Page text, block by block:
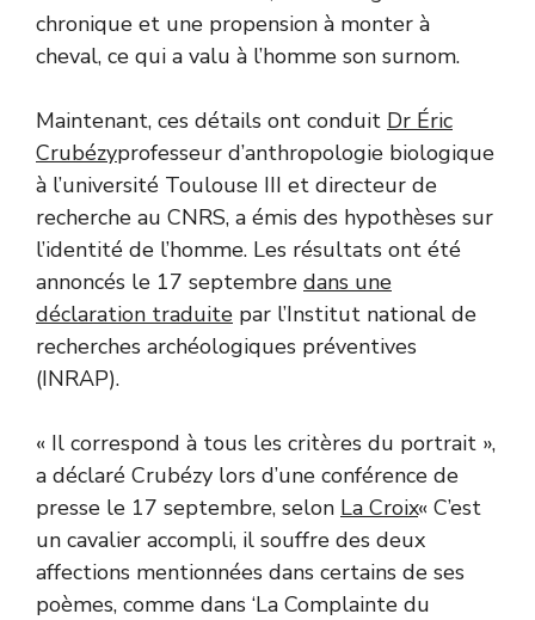
chronique et une propension à monter à
cheval, ce qui a valu à l’homme son surnom.
Maintenant, ces détails ont conduit Dr Éric
Crubézyprofesseur d’anthropologie biologique
à l’université Toulouse III et directeur de
recherche au CNRS, a émis des hypothèses sur
l’identité de l’homme. Les résultats ont été
annoncés le 17 septembre dans une
déclaration traduite par l’Institut national de
recherches archéologiques préventives
(INRAP).
« Il correspond à tous les critères du portrait »,
a déclaré Crubézy lors d’une conférence de
presse le 17 septembre, selon La Croix« C’est
un cavalier accompli, il souffre des deux
affections mentionnées dans certains de ses
poèmes, comme dans ‘La Complainte du